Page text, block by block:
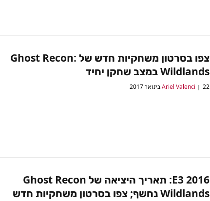
צפו בסרטון משחקיות חדש של Ghost Recon:
Wildlands במצב שחקן יחיד
Ariel Valenci 22 בינואר 2017
E3 2016: תאריך היציאה של Ghost Recon
Wildlands נחשף; צפו בסרטון משחקיות חדש